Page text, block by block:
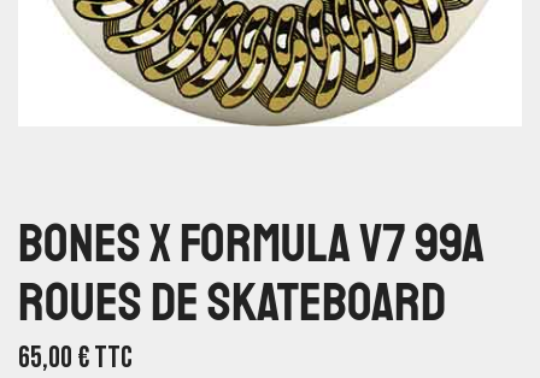
Bones X Formula V7 99A
Roues De Skateboard
65,00€TTC